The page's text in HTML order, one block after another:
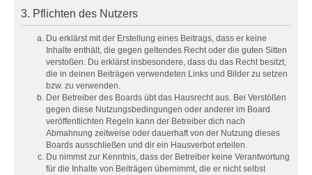
3. Pflichten des Nutzers
Du erklärst mit der Erstellung eines Beitrags, dass er keine
Inhalte enthält, die gegen geltendes Recht oder die guten Sitten
verstoßen. Du erklärst insbesondere, dass du das Recht besitzt,
die in deinen Beiträgen verwendeten Links und Bilder zu setzen
bzw. zu verwenden.
Der Betreiber des Boards übt das Hausrecht aus. Bei Verstößen
gegen diese Nutzungsbedingungen oder anderer im Board
veröffentlichten Regeln kann der Betreiber dich nach
Abmahnung zeitweise oder dauerhaft von der Nutzung dieses
Boards ausschließen und dir ein Hausverbot erteilen.
Du nimmst zur Kenntnis, dass der Betreiber keine Verantwortung
für die Inhalte von Beiträgen übernimmt, die er nicht selbst